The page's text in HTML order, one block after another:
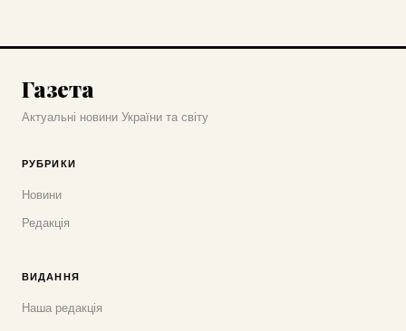
Газета
Актуальні новини України та світу
РУБРИКИ
Новини
Редакція
ВИДАННЯ
Наша редакція